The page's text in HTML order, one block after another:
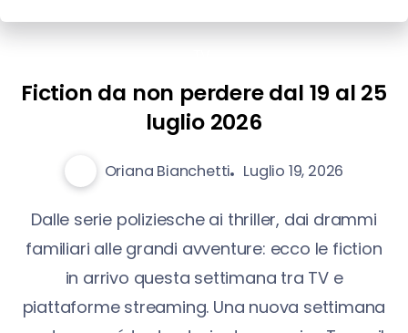
Fiction da non perdere dal 19 al 25
luglio 2026
Oriana Bianchetti Luglio 19, 2026
Dalle serie poliziesche ai thriller, dai drammi
familiari alle grandi avventure: ecco le fiction
in arrivo questa settimana tra TV e
piattaforme streaming. Una nuova settimana